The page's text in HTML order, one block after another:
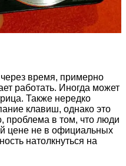
время, примерно
работать. Иногда может
Также нередко
клавиш, однако это
проблема в том, что люди
цене не в официальных
натолкнуться на